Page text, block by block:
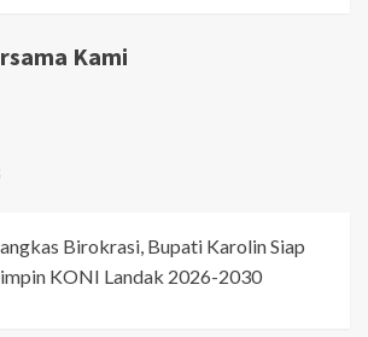
Kami
Birokrasi, Bupati Karolin Siap
KONI Landak 2026-2030